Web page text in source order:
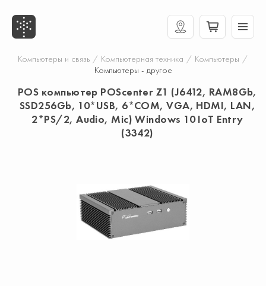
Компьютеры и связь / Компьютерная техника / Компьютеры /
Компьютеры - другое
POS компьютер POScenter Z1 (J6412, RAM8Gb,
SSD256Gb, 10*USB, 6*COM, VGA, HDMI, LAN,
2*PS/2, Audio, Mic) Windows 10 IoT Entry
(3342)